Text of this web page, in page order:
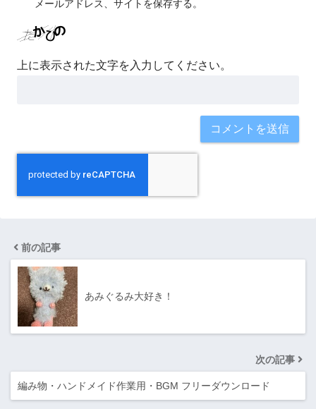
メールアドレス、サイトを保存する。
上に表示された文字を入力してください。
前の記事
あみぐるみ大好き！
次の記事
編み物・ハンドメイド作業用・BGM フリーダウンロード